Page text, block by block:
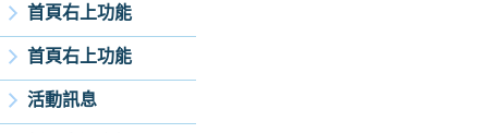
首頁右上功能
首頁右上功能
活動訊息